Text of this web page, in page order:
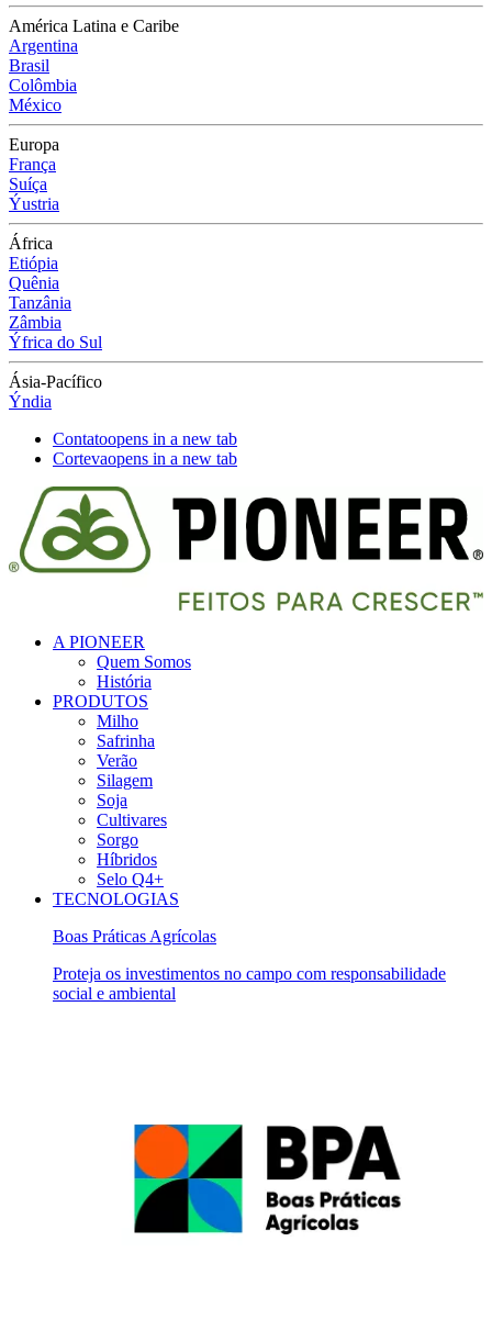
América Latina e Caribe
Argentina
Brasil
Colômbia
México
Europa
França
Suíça
Ýustria
África
Etiópia
Quênia
Tanzânia
Zâmbia
Ýfrica do Sul
Ásia-Pacífico
Ýndia
Contatoopens in a new tab
Cortevaopens in a new tab
A PIONEER
Quem Somos
História
PRODUTOS
Milho
Safrinha
Verão
Silagem
Soja
Cultivares
Sorgo
Híbridos
Selo Q4+
TECNOLOGIAS
Boas Práticas Agrícolas
Proteja os investimentos no campo com responsabilidade
social e ambiental